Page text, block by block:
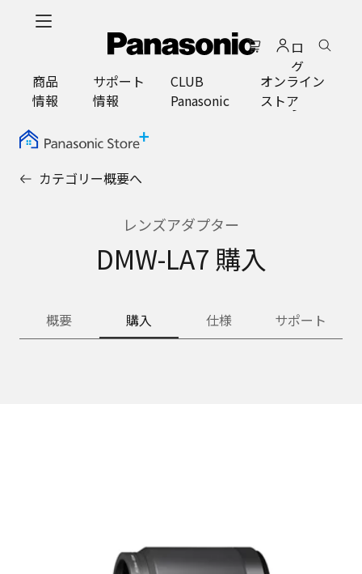
ロ
グ
イ
ン
商品
情報
サポート
情報
CLUB
Panasonic
オンライン
ストア
カテゴリー概要へ
レンズアダプター
DMW-LA7 購入
概要 購入 仕様 サポート